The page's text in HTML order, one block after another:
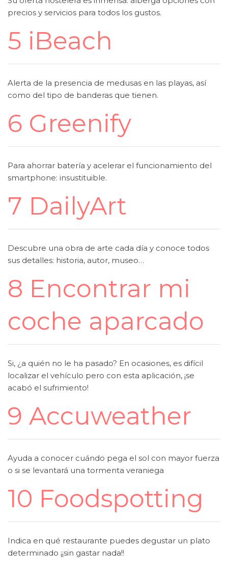
precios y servicios para todos los gustos.
5 iBeach
Alerta de la presencia de medusas en las playas, así
como del tipo de banderas que tienen.
6 Greenify
Para ahorrar batería y acelerar el funcionamiento del
smartphone: insustituible.
7 DailyArt
Descubre una obra de arte cada día y conoce todos
sus detalles: historia, autor, museo…
8 Encontrar mi
coche aparcado
Si, ¿a quién no le ha pasado? En ocasiones, es difícil
localizar el vehículo pero con esta aplicación, ¡se
acabó el sufrimiento!
9 Accuweather
Ayuda a conocer cuándo pega el sol con mayor fuerza
o si se levantará una tormenta veraniega
10 Foodspotting
Indica en qué restaurante puedes degustar un plato
determinado ¡¡sin gastar nada!!